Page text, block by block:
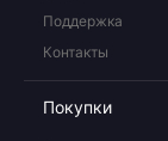
Поддержка
Контакты
Покупки